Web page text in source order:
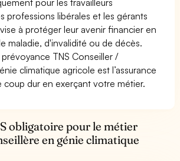
professions libérales et les gérants
à protéger leur avenir financier en
maladie, d'invalidité ou de décès.
TNS Conseiller /
climatique agricole est l’assurance
coup dur en exerçant votre métier.
obligatoire pour le métier
en génie climatique